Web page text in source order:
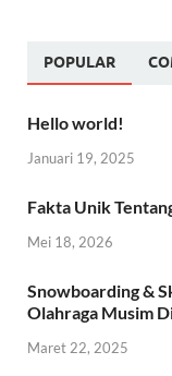
POPULAR
Hello world!
Januari 19, 2025
Fakta Unik
Mei 18, 2026
Snowboarding &
Olahraga Musim
Maret 22, 2025